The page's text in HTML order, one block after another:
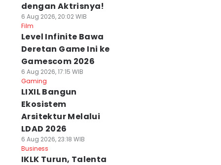
dengan Aktrisnya!
6 Aug 2026, 20:02 WIB
Film
Level Infinite Bawa
Deretan Game Ini ke
Gamescom 2026
6 Aug 2026, 17:15 WIB
Gaming
LIXIL Bangun
Ekosistem
Arsitektur Melalui
LDAD 2026
6 Aug 2026, 23:18 WIB
Business
IKLK Turun, Talenta